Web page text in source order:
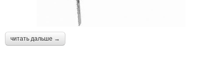
читать дальше →